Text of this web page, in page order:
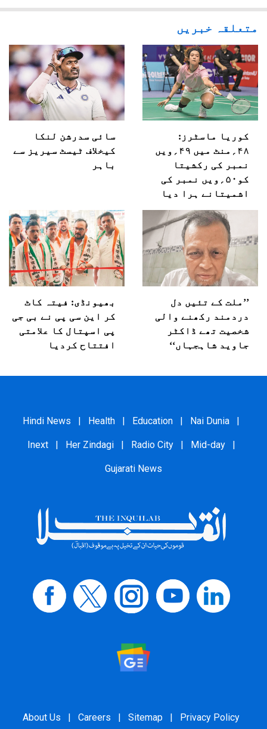
متعلقہ خبریں
کوریا ماسٹرز:
۴۸؍منٹ میں ۴۹؍ویں
نمبر کی رکشیتا
کو۵۰؍ویں نمبر کی
اشمیتانے ہرا دیا
سائی سدرشن لنکا
کیخلاف ٹیسٹ سیریز سے
باہر
’’ملت کے تئیں دل
دردمند رکھنے والی
شخصیت تھے ڈاکٹر
جاوید شاہجہاں‘‘
بھیونڈی: فیتہ کاٹ
کر این سی پی نے بی جی
پی اسپتال کا علامتی
افتتاح کردیا
Hindi News | Health | Education | Nai Dunia |
Inext | Her Zindagi | Radio City | Mid-day |
Gujarati News
About Us | Careers | Sitemap | Privacy Policy